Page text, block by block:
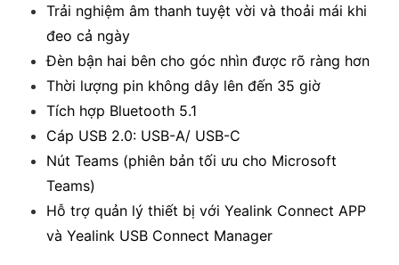
Trải nghiệm âm thanh tuyệt vời và thoải mái khi
đeo cả ngày
Đèn bận hai bên cho góc nhìn được rõ ràng hơn
Thời lượng pin không dây lên đến 35 giờ
Tích hợp Bluetooth 5.1
Cáp USB 2.0: USB-A/ USB-C
Nút Teams (phiên bản tối ưu cho Microsoft
Teams)
Hỗ trợ quản lý thiết bị với Yealink Connect APP
và Yealink USB Connect Manager